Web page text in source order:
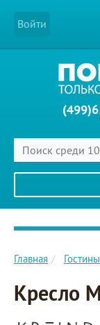
Войти
Главное меню
Главная
Кресло